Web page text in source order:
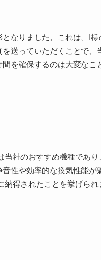
なりました。これは、I
送っていただくことで、
を確保するのは大変なこ
社のおすすめ機種であ
性や効率的な換気性能が
得されたことを挙げら